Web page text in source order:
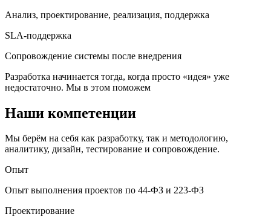
Анализ, проектирование, реализация, поддержка
SLA-поддержка
Сопровождение системы после внедрения
Разработка начинается тогда, когда просто «идея» уже
недостаточно. Мы в этом поможем
Наши компетенции
Мы берём на себя как разработку, так и методологию,
аналитику, дизайн, тестирование и сопровождение.
Опыт
Опыт выполнения проектов по 44-ФЗ и 223-ФЗ
Проектирование